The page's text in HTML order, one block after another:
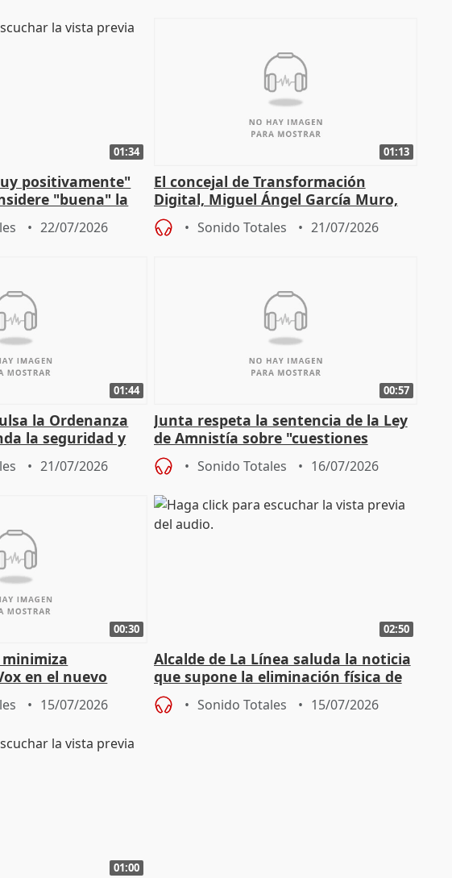
01:34
positivamente"
"buena" la
22/07/2026
01:13
El concejal de Transformación
Digital, Miguel Ángel García Muro,
sobre la Ordenanza del Dato
Sonido Totales 21/07/2026
01:44
la Ordenanza
la seguridad y
al control"
21/07/2026
00:57
Junta respeta la sentencia de la Ley
de Amnistía sobre "cuestiones
técnicas" que "no avalan la const
Sonido Totales 16/07/2026
00:30
minimiza
en el nuevo
es que sea
15/07/2026
02:50
Alcalde de La Línea saluda la noticia
que supone la eliminación física de
la Verja de Gibraltar
Sonido Totales 15/07/2026
01:00